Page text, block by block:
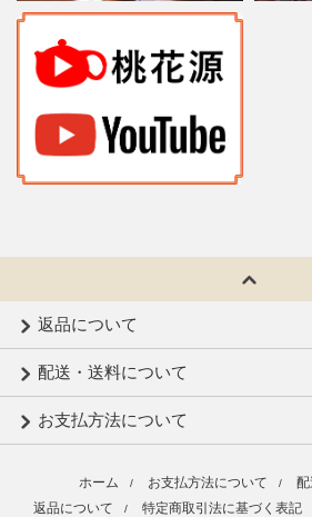
返品について
配送・送料について
お支払方法について
ホーム / お支払方法について /
返品について / 特定商取引法に基づく表記